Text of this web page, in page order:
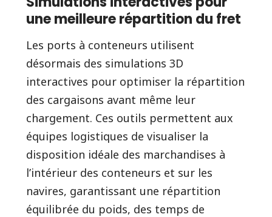
une meilleure répartition du fret
Les ports à conteneurs utilisent
désormais des simulations 3D
interactives pour optimiser la répartition
des cargaisons avant même leur
chargement. Ces outils permettent aux
équipes logistiques de visualiser la
disposition idéale des marchandises à
l’intérieur des conteneurs et sur les
navires, garantissant une répartition
équilibrée du poids, des temps de